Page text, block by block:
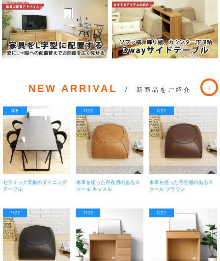
NEW ARRIVAL / 新商品をご紹介
8/8
セラミック天板のダイニング
テーブル
7/27
本革を使った存在感のあるス
ツール キャメル
7/27
本革を使った存在感のあるス
ツール ブラウン
7/27 7/27 7/27